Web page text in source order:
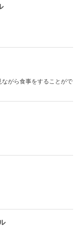
がら食事をすることがで